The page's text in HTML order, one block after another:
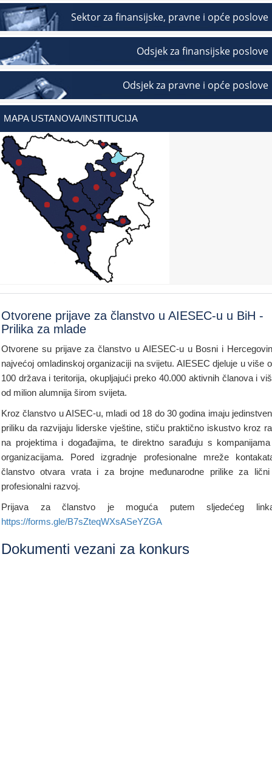
Sektor za finansijske, pravne i opće poslove
Odsjek za finansijske poslove
Odsjek za pravne i opće poslove
MAPA USTANOVA/INSTITUCIJA
Otvorene prijave za članstvo u AIESEC-u u BiH -
Prilika za mlade
Otvorene su prijave za članstvo u AIESEC-u u Bosni i
najvećoj omladinskoj organizaciji na svijetu. AIESEC djeluje u više
100 država i teritorija, okupljajući preko 40.000 aktivnih članova i
od milion alumnija širom svijeta.
Kroz članstvo u AISEC-u, mladi od 18 do 30 godina imaju
priliku da razvijaju liderske vještine, stiču praktično iskustvo kroz
na projektima i događajima, te direktno sarađuju s
organizacijama. Pored izgradnje profesionalne mreže
članstvo otvara vrata i za brojne međunarodne prilike za
profesionalni razvoj.
Prijava za članstvo je moguća putem sljedećeg
https://forms.gle/B7sZteqWXsASeYZGA
Dokumenti vezani za konkurs